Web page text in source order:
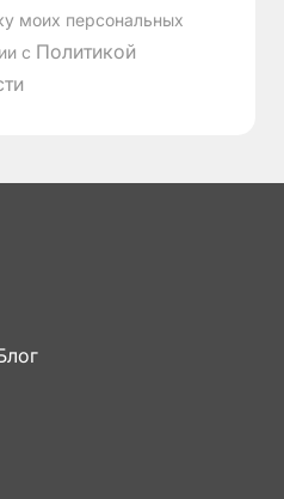
моих персональных
с Политикой